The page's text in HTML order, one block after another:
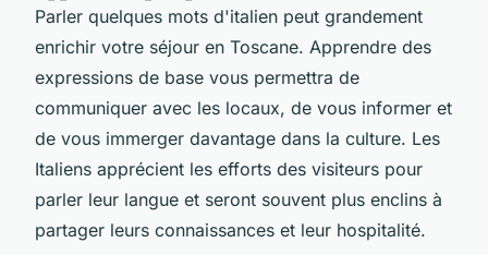
Parler quelques mots d'italien peut grandement
enrichir votre séjour en Toscane. Apprendre des
expressions de base vous permettra de
communiquer avec les locaux, de vous informer et
de vous immerger davantage dans la culture. Les
Italiens apprécient les efforts des visiteurs pour
parler leur langue et seront souvent plus enclins à
partager leurs connaissances et leur hospitalité.